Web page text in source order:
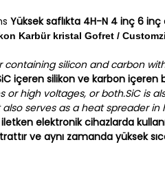
Yüksek saflıkta 4H-N 4 inç 6
Karbür kristal Gofret /
silicon and carbon
içeren silikon ve karbon içeren
high voltages, or both.SiC is
serves as a heat spreader in
elektronik cihazlarda
ve aynı zamanda yüksek